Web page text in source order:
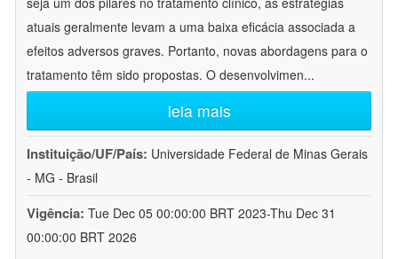
atuais geralmente levam a uma baixa eficácia associada a
efeitos adversos graves. Portanto, novas abordagens para o
tratamento têm sido propostas. O desenvolvimen...
leia mais
Instituição/UF/País: Universidade Federal de Minas Gerais
- MG - Brasil
Vigência: Tue Dec 05 00:00:00 BRT 2023-Thu Dec 31
00:00:00 BRT 2026